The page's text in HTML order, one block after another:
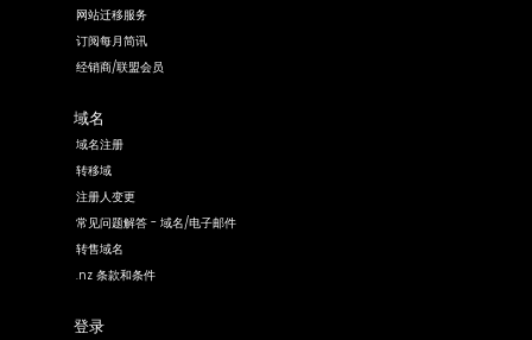
网站迁移服务
订阅每月简讯
经销商/联盟会员
域名
域名注册
转移域
注册人变更
常见问题解答 - 域名/电子邮件
转售域名
.nz 条款和条件
登录